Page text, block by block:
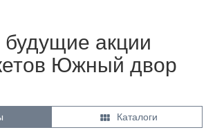
акции
Южный двор
 Каталоги